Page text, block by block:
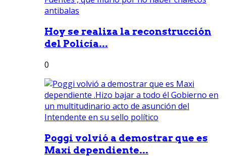
Hoy se realiza la reconstrucción
del Policía...
0
Poggi volvió a demostrar que es
Maxi dependiente...